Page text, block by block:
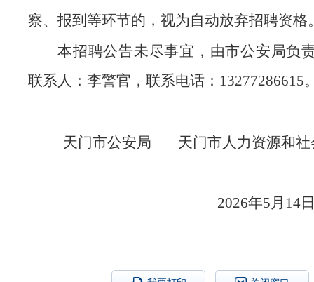
察、报到等环节的，视为自动放弃招聘资格
本招聘公告未尽事宜，由市公安局负
联系人：李警官，联系电话：13277286615
天门市公安局 天门市人力资源和
2026年